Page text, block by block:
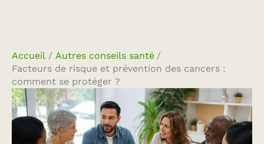
Accueil
Autres conseils santé
Facteurs de risque et prévention des cancers :
comment se protéger ?